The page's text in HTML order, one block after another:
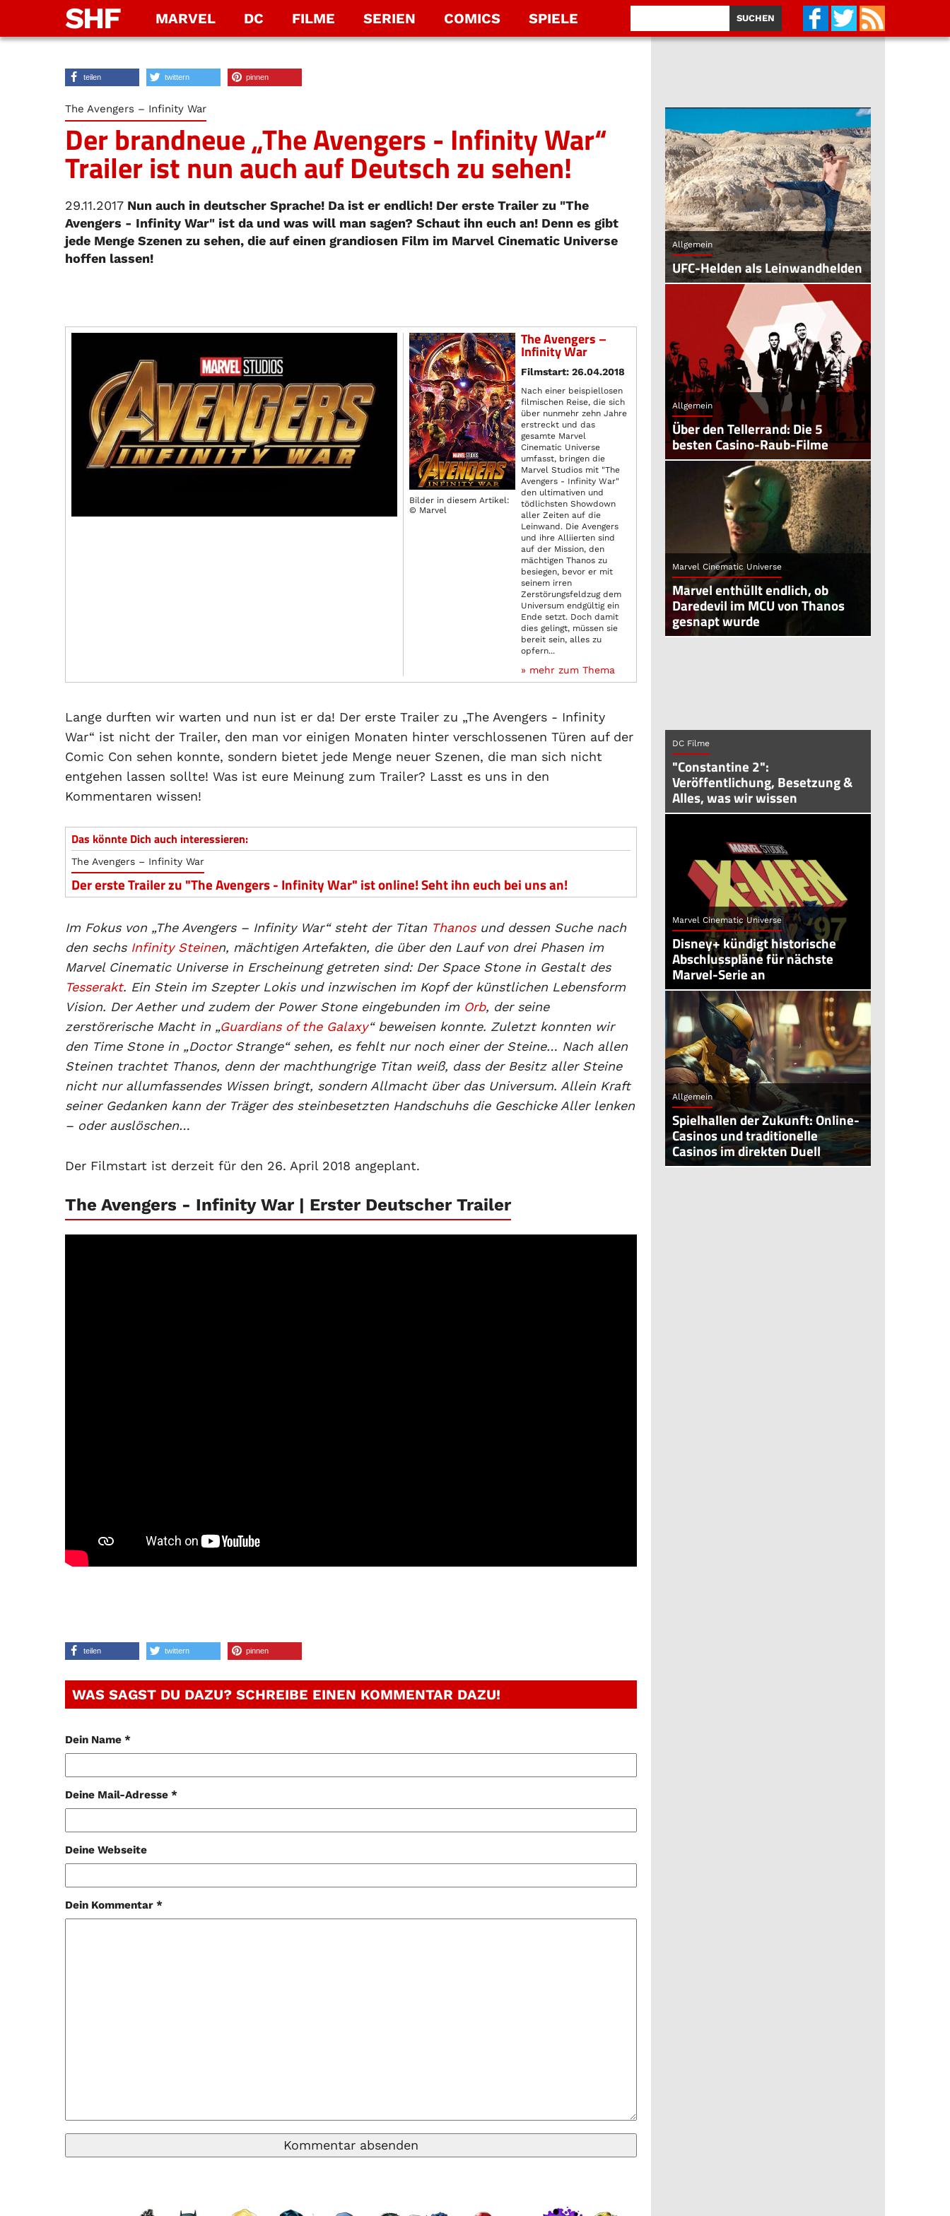
SHF MARVEL DC FILME SERIEN COMICS SPIELE
teilen twittern pinnen
The Avengers – Infinity War
Der brandneue „The Avengers - Infinity War“
Trailer ist nun auch auf Deutsch zu sehen!
29.11.2017 Nun auch in deutscher Sprache! Da ist er endlich! Der erste Trailer zu "The
Avengers - Infinity War" ist da und was will man sagen? Schaut ihn euch an! Denn es gibt
jede Menge Szenen zu sehen, die auf einen grandiosen Film im Marvel Cinematic Universe
hoffen lassen!
Bilder in diesem Artikel:
© Marvel
The Avengers –
Infinity War
Filmstart: 26.04.2018
Nach einer beispiellosen
filmischen Reise, die sich
über nunmehr zehn Jahre
erstreckt und das
gesamte Marvel
Cinematic Universe
umfasst, bringen die
Marvel Studios mit "The
Avengers - Infinity War"
den ultimativen und
tödlichsten Showdown
aller Zeiten auf die
Leinwand. Die Avengers
und ihre Alliierten sind
auf der Mission, den
mächtigen Thanos zu
besiegen, bevor er mit
seinem irren
Zerstörungsfeldzug dem
Universum endgültig ein
Ende setzt. Doch damit
dies gelingt, müssen sie
bereit sein, alles zu
opfern...
» mehr zum Thema
Lange durften wir warten und nun ist er da! Der erste Trailer zu „The Avengers - Infinity
War“ ist nicht der Trailer, den man vor einigen Monaten hinter verschlossenen Türen auf der
Comic Con sehen konnte, sondern bietet jede Menge neuer Szenen, die man sich nicht
entgehen lassen sollte! Was ist eure Meinung zum Trailer? Lasst es uns in den
Kommentaren wissen!
Das könnte Dich auch interessieren:
The Avengers – Infinity War
Der erste Trailer zu "The Avengers - Infinity War" ist online! Seht ihn euch bei uns an!
Im Fokus von „The Avengers – Infinity War“ steht der Titan Thanosund dessen Suche nach
den sechs Infinity Steinen, mächtigen Artefakten, die über den Lauf von drei Phasen im
Marvel Cinematic Universe in Erscheinung getreten sind: Der Space Stone in Gestalt des
Tesserakt. Ein Stein im Szepter Lokis und inzwischen im Kopf der künstlichen Lebensform
Vision. Der Aether und zudem der Power Stone eingebunden im Orb, der seine
zerstörerische Macht in „Guardians of the Galaxy“ beweisen konnte. Zuletzt konnten wir
den Time Stone in „Doctor Strange“ sehen, es fehlt nur noch einer der Steine… Nach allen
Steinen trachtet Thanos, denn der machthungrige Titan weiß, dass der Besitz aller Steine
nicht nur allumfassendes Wissen bringt, sondern Allmacht über das Universum. Allein Kraft
seiner Gedanken kann der Träger des steinbesetzten Handschuhs die Geschicke Aller lenken
– oder auslöschen…
Der Filmstart ist derzeit für den 26. April 2018 angeplant.
The Avengers - Infinity War | Erster Deutscher Trailer
teilen twittern pinnen
WAS SAGST DU DAZU? SCHREIBE EINEN KOMMENTAR DAZU!
Dein Name *
Deine Mail-Adresse *
Deine Webseite
Dein Kommentar *
Allgemein
UFC-Helden als Leinwandhelden
Allgemein
Über den Tellerrand: Die 5
besten Casino-Raub-Filme
Marvel Cinematic Universe
Marvel enthüllt endlich, ob
Daredevil im MCU von Thanos
gesnapt wurde
DC Filme
"Constantine 2":
Veröffentlichung, Besetzung &
Alles, was wir wissen
Marvel Cinematic Universe
Disney+ kündigt historische
Abschlusspläne für nächste
Marvel-Serie an
Allgemein
Spielhallen der Zukunft: Online-
Casinos und traditionelle
Casinos im direkten Duell